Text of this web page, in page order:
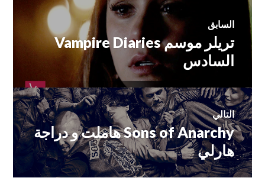
تصفّح
المقالات
السابق
المقالة
السابقة:
تريلر موسم Vampire Diaries
السادس
التالي
المقالة
التالية:
Sons of Anarchy هاملت و دراجة
هارلي